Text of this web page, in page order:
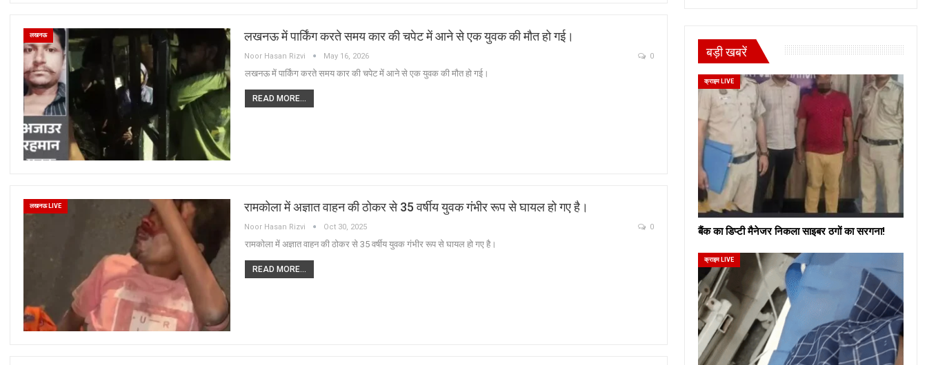
लखनऊ लखनऊ में पार्किंग करते समय कार की चपेट में आने से एक युवक की मौत हो गई।
Noor Hasan Rizvi May 16, 2026 0
लखनऊ में पार्किंग करते समय कार की चपेट में आने से एक युवक की मौत हो गई।
READ MORE...
लखनऊ LIVE रामकोला में अज्ञात वाहन की ठोकर से 35 वर्षीय युवक गंभीर रूप से घायल हो गए है।
Noor Hasan Rizvi Oct 30, 2025 0
रामकोला में अज्ञात वाहन की ठोकर से 35 वर्षीय युवक गंभीर रूप से घायल हो गए है।
READ MORE...
बड़ी खबरें
क्राइम LIVE
बैंक का डिप्टी मैनेजर निकला साइबर ठगों का सरगना!
क्राइम LIVE